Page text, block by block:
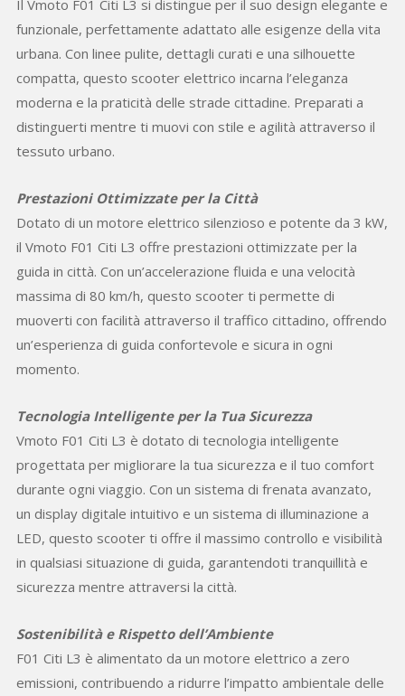
Il Vmoto F01 Citi L3 si distingue per il suo design elegante e
funzionale, perfettamente adattato alle esigenze della vita
urbana. Con linee pulite, dettagli curati e una silhouette
compatta, questo scooter elettrico incarna l’eleganza
moderna e la praticità delle strade cittadine. Preparati a
distinguerti mentre ti muovi con stile e agilità attraverso il
tessuto urbano.
Prestazioni Ottimizzate per la Città
Dotato di un motore elettrico silenzioso e potente da 3 kW,
il Vmoto F01 Citi L3 offre prestazioni ottimizzate per la
guida in città. Con un’accelerazione fluida e una velocità
massima di 80 km/h, questo scooter ti permette di
muoverti con facilità attraverso il traffico cittadino, offrendo
un’esperienza di guida confortevole e sicura in ogni
momento.
Tecnologia Intelligente per la Tua Sicurezza
Vmoto F01 Citi L3 è dotato di tecnologia intelligente
progettata per migliorare la tua sicurezza e il tuo comfort
durante ogni viaggio. Con un sistema di frenata avanzato,
un display digitale intuitivo e un sistema di illuminazione a
LED, questo scooter ti offre il massimo controllo e visibilità
in qualsiasi situazione di guida, garantendoti tranquillità e
sicurezza mentre attraversi la città.
Sostenibilità e Rispetto dell’Ambiente
F01 Citi L3 è alimentato da un motore elettrico a zero
emissioni, contribuendo a ridurre l’impatto ambientale delle